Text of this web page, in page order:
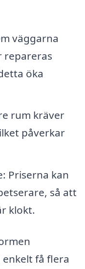
väggarna
repareras
öka
rum kräver
påverkar
Priserna kan
så att
klokt.
få flera